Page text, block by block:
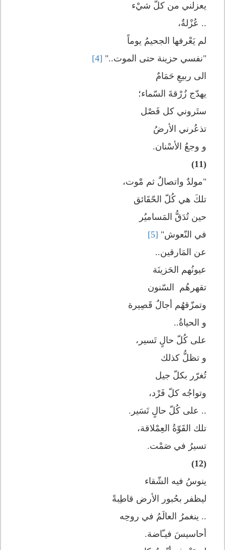
يعزلني من كلّ شيْء
.. عُزْلةٌ،
لم يَعْرفها الجحيمُ يوماً
"نفسي حزينة حتى الموت.." [4]
الى ربيعِ حَمَامٌ
يهدّج زُرْقةَ السّماء؛
ستَروني كل فَصْل
تذعُرني الأرضُ
و وجعُ الأسْنان.
(11)
"مولدٌ واتصالٌ ثم مَْوت،
تلكَ هي كُلّ الحّقَائق
حين تُدَقُّ المَساميُر
في النّعوش" [5]
عن المَارقين..
عيونُهم الحَزينَة
تقهرهُم السّنون
وتمزّقهُم أجالٌ قَصِيرة
و الحياةُ..
على كُلّ حالٍ تَسير،
و تظلُّ كذلك
تُغرّر بكلّ جيل
وتواجُه كلّ فَرْد،
.. على كُلّ حالٍ تَسَير.
تلك القَوّةُ العِمْلاقة،
تسيرُ في صَمْت.
(12)
ينوسُ فيه الشّقاء
ليظفر بحُبور الأرض قاطِبةً
.. ينغمرُ العالَمُ في روحِه
أحاسيسَ فيـّاضة.